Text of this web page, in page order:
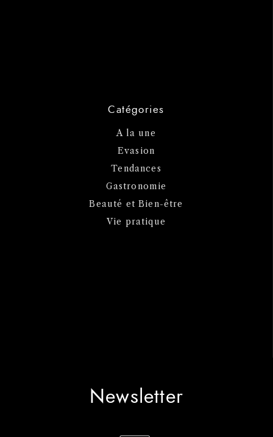
Catégories
A la une
Evasion
Tendances
Gastronomie
Beauté et Bien-être
Vie pratique
Newsletter